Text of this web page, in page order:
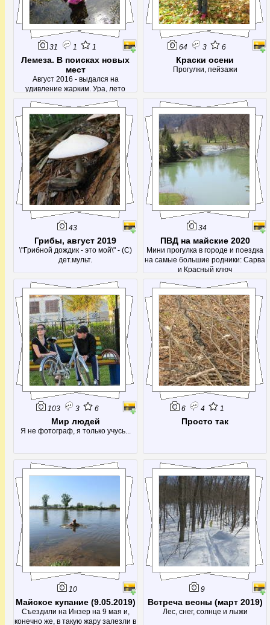
31 1 1
Лемеза. В поисках новых
мест
Август 2016 - выдался на
удивление жарким. Ура, лето
продолжается!
64 3 6
Краски осени
Прогулки, пейзажи
43
Грибы, август 2019
\"Грибной дождик - это мой\" - (С)
дет.мульт.
34
ПВД на майские 2020
Мини прогулка в городе и поездка
на самые большие родники: Сарва
и Красный ключ
103 3 6
Мир людей
Я не фотограф, я только учусь...
6 4 1
Просто так
10
Майское купание (9.05.2019)
Съездили на Инзер на 9 мая и,
конечно же, в такую жару залезли в
9
Встреча весны (март 2019)
Лес, снег, солнце и лыжи